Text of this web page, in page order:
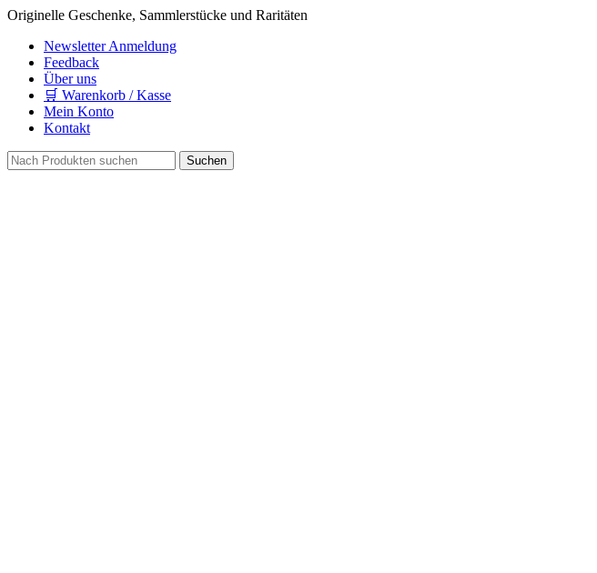
Originelle Geschenke, Sammlerstücke und Raritäten
Newsletter Anmeldung
Feedback
Über uns
🛒 Warenkorb / Kasse
Mein Konto
Kontakt